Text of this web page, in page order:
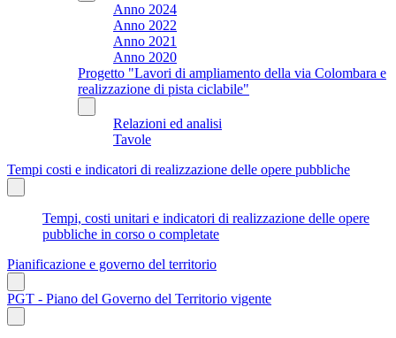
Anno 2024
Anno 2022
Anno 2021
Anno 2020
Progetto "Lavori di ampliamento della via Colombara e
realizzazione di pista ciclabile"
Relazioni ed analisi
Tavole
Tempi costi e indicatori di realizzazione delle opere pubbliche
Tempi, costi unitari e indicatori di realizzazione delle opere
pubbliche in corso o completate
Pianificazione e governo del territorio
PGT - Piano del Governo del Territorio vigente